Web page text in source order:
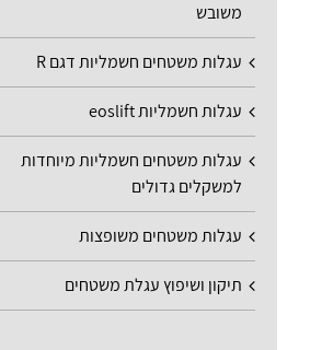
משובש
עגלות משטחים חשמליות דגם R
עגלות חשמליות eoslift
עגלות משטחים חשמליות מיוחדות
למשקלים גדולים
עגלות משטחים משופצות
תיקון ושיפוץ עגלת משטחים